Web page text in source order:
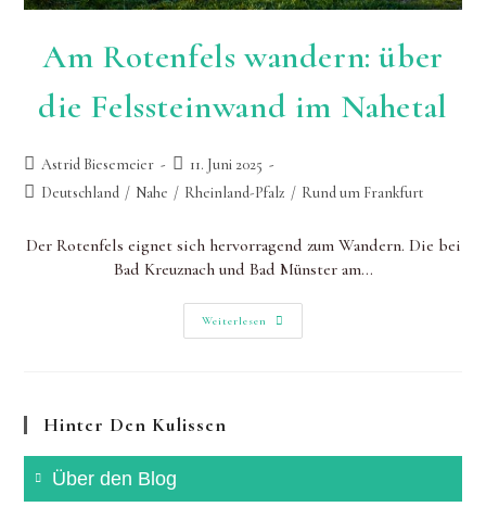
Am Rotenfels wandern: über
die Felssteinwand im Nahetal
Beitrags-
Autor:
Astrid Biesemeier
Beitrag
zuletzt
11. Juni 2025
Beitrags-
Deutschland / Nahe / Rheinland-Pfalz / Rund um Frankfurt
Der Rotenfels eignet sich hervorragend zum Wandern. Die bei
Bad Kreuznach und Bad Münster am…
Weiterlesen
Am
Rotenfels
Hinter Den Kulissen
Über den Blog